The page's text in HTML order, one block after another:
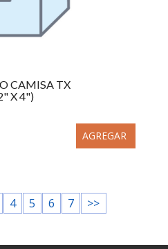
CAMISA TX
X 4")
AGREGAR
4 5 6 7 >>